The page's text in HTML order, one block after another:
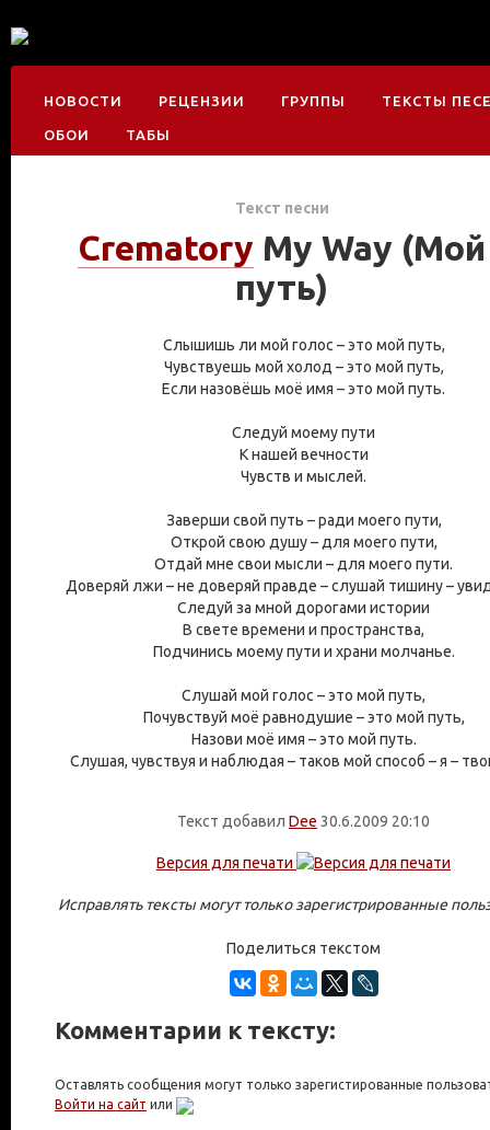
НОВОСТИ РЕЦЕНЗИИ ГРУППЫ ТЕКСТЫ
ОБОИ ТАБЫ
Текст песни
Crematory My Way (Мой
путь)
Слышишь ли мой голос – это мой путь,
Чувствуешь мой холод – это мой путь,
Если назовёшь моё имя – это мой путь.
Следуй моему пути
К нашей вечности
Чувств и мыслей.
Заверши свой путь – ради моего пути,
Открой свою душу – для моего пути,
Отдай мне свои мысли – для моего пути.
Доверяй лжи – не доверяй правде – слушай тишину –
Следуй за мной дорогами истории
В свете времени и пространства,
Подчинись моему пути и храни молчанье.
Слушай мой голос – это мой путь,
Почувствуй моё равнодушие – это мой путь,
Назови моё имя – это мой путь.
Слушая, чувствуя и наблюдая – таков мой способ – я –
Текст добавил Dee 30.6.2009 20:10
Версия для печати
Исправлять тексты могут только зарегистрированные
Поделиться текстом
Комментарии к тексту:
Оставлять сообщения могут только зарегистированные
Войти на сайт или